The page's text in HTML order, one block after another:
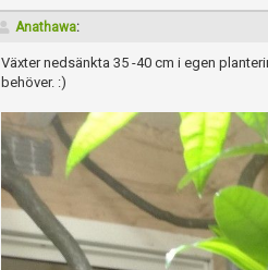
Anathawa:
Växter nedsänkta 35 -40 cm i egen
behöver. :)